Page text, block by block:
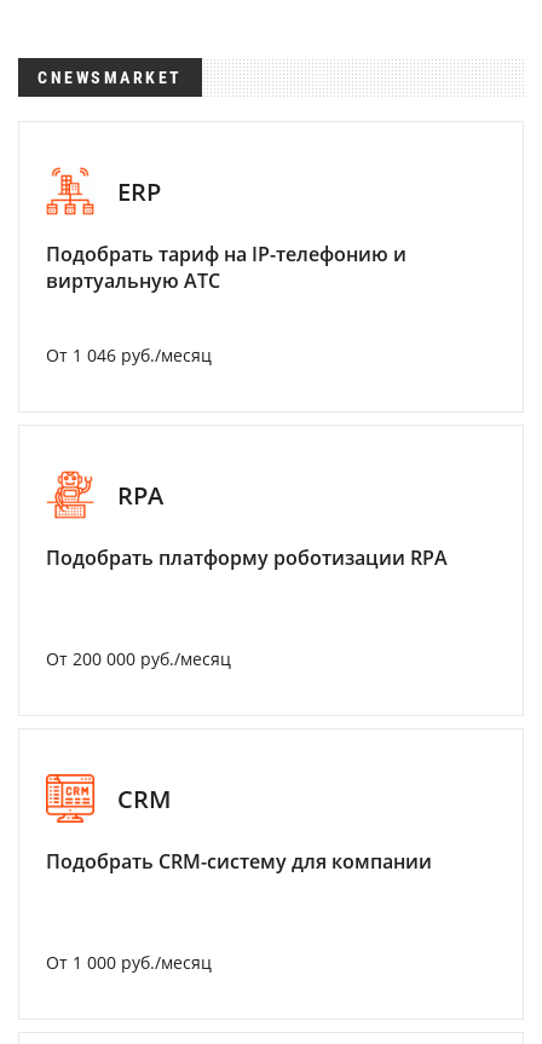
CNEWSMARKET
ERP
Подобрать тариф на IP-телефонию и
виртуальную АТС
От 1 046 руб./месяц
RPA
Подобрать платформу роботизации RPA
От 200 000 руб./месяц
CRM
Подобрать CRM-систему для компании
От 1 000 руб./месяц